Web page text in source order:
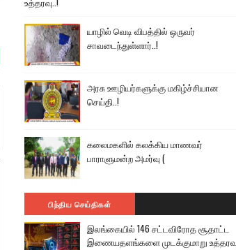
யாழில் வெடி விபத்தில் ஒருவர்
சாவடைந்துள்ளார்..!
அரசு ஊழியர்களுக்கு மகிழ்ச்சியான
செய்தி..!
கலைமகளில் கலக்கிய மாணவர்
பாராளுமன்ற அமர்வு (
பிந்திய செய்திகள்
இலங்கையில் 146 சட்டவிரோத சூதாட்ட
இணையதளங்களை முடக்குமாறு